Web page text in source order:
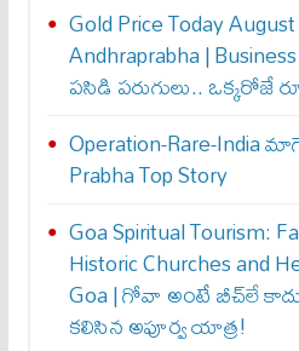
Gold Price Today
Andhraprabha |
పసిడి పరుగులు.. ఒక్కరోజే
Operation-Rare-India
Prabha Top Story
Goa Spiritual Tourism:
Historic Churches and
Goa | గోవా అంటే బీచ్‌లే
కలిసిన అపూర్వ యాత్ర!